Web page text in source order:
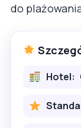
do
Hotel: